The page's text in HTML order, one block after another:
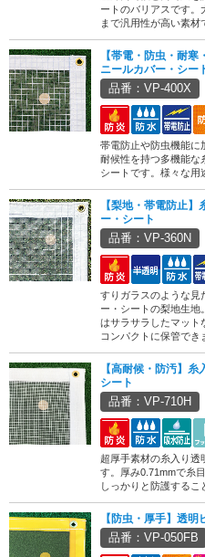
ートのバリアスです。
まで汎用性が高い素材
【帯電・防虫・耐
ニールカバー・シー
品番：VP-400X
帯電防止や防虫機能
耐候性を持つ多機能な
シートです。様々な用
【梨地・帯電防止
ー・シート
品番：VP-360N
すりガラスのような見
ー・シートの梨地生地
はサラサラしたマット
コンパクトに保管でき
【高耐候・防汚】糸
シート
品番：VP-710H
超厚手素材の糸入り透
す。厚み0.71mmで糸
しっかりと防護するこ
【防虫・厚手】透
品番：VP-050FB